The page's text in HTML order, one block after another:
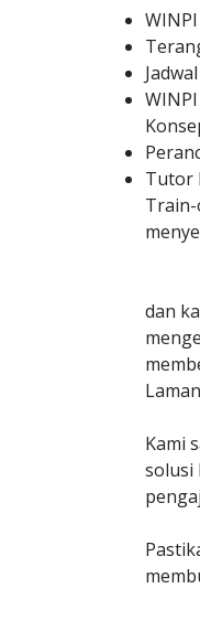
Tutor
dan
Kami
solusi